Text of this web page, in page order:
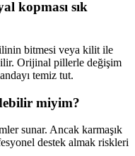
kopması sık
bitmesi veya kilit ile
Orijinal pillerle değişim
temiz tut.
miyim?
sunar. Ancak karmaşık
destek almak riskleri